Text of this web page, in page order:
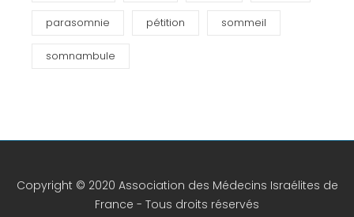
parasomnie pétition sommeil
somnambule
Copyright © 2020 Association des Médecins Israélites de
France - Tous droits réservés